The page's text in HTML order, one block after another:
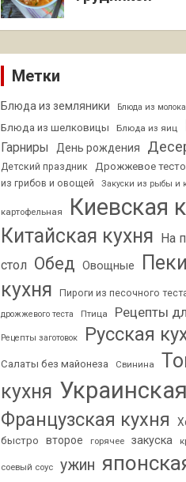
Метки
Блюда из земляники Блюда из молока
Блюда из шелковицы Блюда из яиц
Гарниры День рождения
Детский праздник
Дрожжевое тесто
из грибов и овощей
Закуски из рыбы и
картофельная Киевская
Китайская кухня На
стол Обед Овощные
кухня
Пироги из песочного
дрожжевого теста
Птица Рецепты
Рецепты заготовок Русская
Салаты без майонеза Свинина
кухня
Французская кухня
быстро второе горячее закуска
соевый соус ужин